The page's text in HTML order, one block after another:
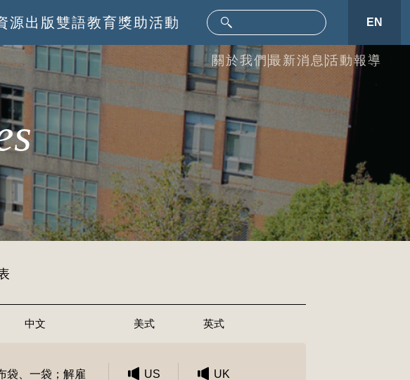
源出版雙語教育獎助活動 EN
關於我們 最新消息 活動報導
中文 美式 英式
袋、一袋；解雇 US UK